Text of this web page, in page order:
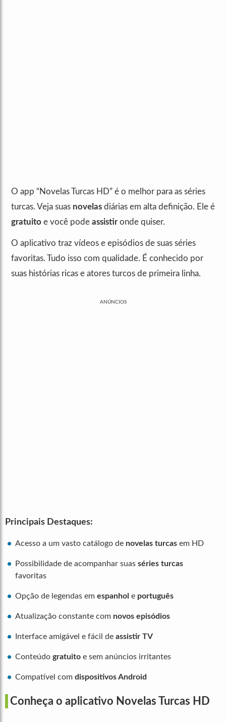
O app “Novelas Turcas HD” é o melhor para as séries
turcas. Veja suas novelas diárias em alta definição. Ele é
gratuito e você pode assistironde quiser.
O aplicativo traz vídeos e episódios de suas séries
favoritas. Tudo isso com qualidade. É conhecido por
suas histórias ricas e atores turcos de primeira linha.
ANÚNCIOS
Principais Destaques:
Acesso a um vasto catálogo de novelas turcas em HD
Possibilidade de acompanhar suas séries turcas
favoritas
Opção de legendas em espanhol e português
Atualização constante com novos episódios
Interface amigável e fácil de assistir TV
Conteúdo gratuito e sem anúncios irritantes
Compatível com dispositivos Android
Conheça o aplicativo Novelas Turcas HD